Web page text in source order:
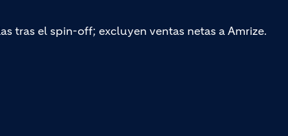
tras el spin-off; excluyen ventas netas a Amrize.